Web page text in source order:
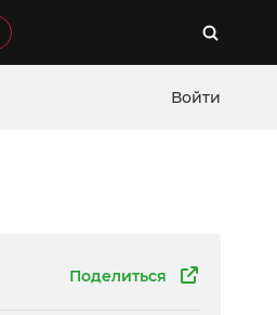
Войти
Поделиться